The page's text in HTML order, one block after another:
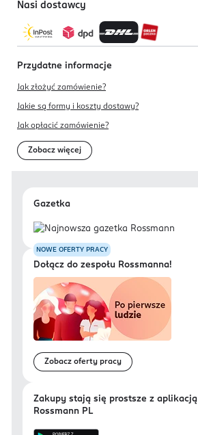
Nasi dostawcy
Przydatne informacje
Jak złożyć zamówienie?
Jakie są formy i koszty dostawy?
Jak opłacić zamówienie?
Zobacz więcej
Gazetka
NOWE OFERTY PRACY
Dołącz do zespołu Rossmanna!
Zobacz oferty pracy
Zakupy stają się prostsze z aplikacją
Rossmann PL